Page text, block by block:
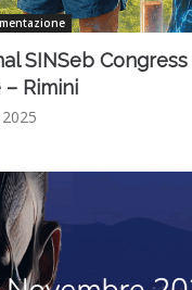
SINSeb
Rimini